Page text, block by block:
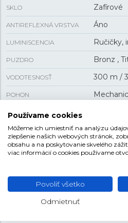
SKLO Zafírové
ANTIREFLEXNÁ VRSTVA Áno
LUMINISCENCIA Ručičky,
PUZDRO Bronz ,
VODOTESNOSŤ 300 m /
POHON
náťahom
REZERVA CHODU 80 h
FUNKCIA
VEĽKOSŤ
Používame cookies
Môžeme ich umiestniť na analýzu
zlepšenie našich webových stránok,
obsahu a na poskytovanie skvelého
viac informácií o cookies používame
Povoliť všetko
Odmietnuť